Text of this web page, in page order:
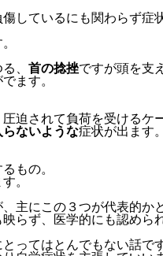
しているにも関わらず症
、 首の捻挫ですが頭を支
ます。
迫されて負荷を受けるケ
ないような症状が出ます。
もの。
。
主にこの３つが代表的か
らず、医学的にも認めら
ってはとんでもない話で